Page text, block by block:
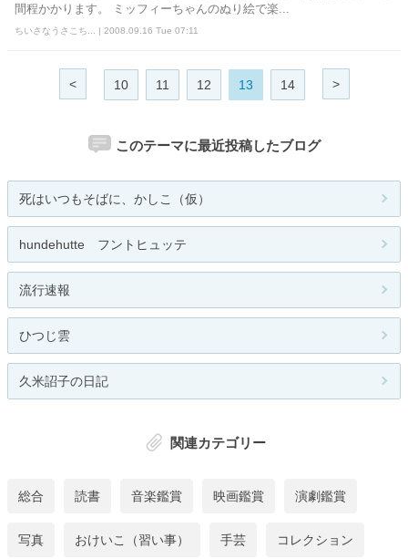
間程かかります。 ミッフィーちゃんのぬり絵で楽...
ちいさなうさこち... | 2008.09.16 Tue 07:11
< 10 11 12 13 14 >
このテーマに最近投稿したブログ
死はいつもそばに、かしこ（仮）
hundehutte フントヒュッテ
流行速報
ひつじ雲
久米詔子の日記
関連カテゴリー
総合 読書 音楽鑑賞 映画鑑賞 演劇鑑賞
写真 おけいこ（習い事） 手芸 コレクション